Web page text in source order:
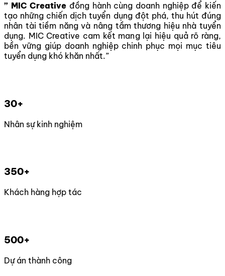
” MIC Creative đồng hành cùng doanh nghiệp để kiến
tạo những chiến dịch tuyển dụng đột phá, thu hút đúng
nhân tài tiềm năng và nâng tầm thương hiệu nhà tuyển
dụng. MIC Creative cam kết mang lại hiệu quả rõ ràng,
bền vững giúp doanh nghiệp chinh phục mọi mục tiêu
tuyển dụng khó khăn nhất.”
30+
Nhân sự kinh nghiệm
350+
Khách hàng hợp tác
500+
Dự án thành công